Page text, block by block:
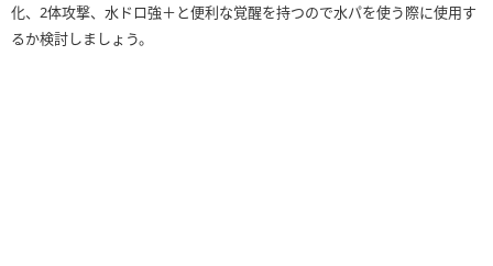
化、2体攻撃、水ドロ強＋と便利な覚醒を持つので水パを使う際に使用す
るか検討しましょう。